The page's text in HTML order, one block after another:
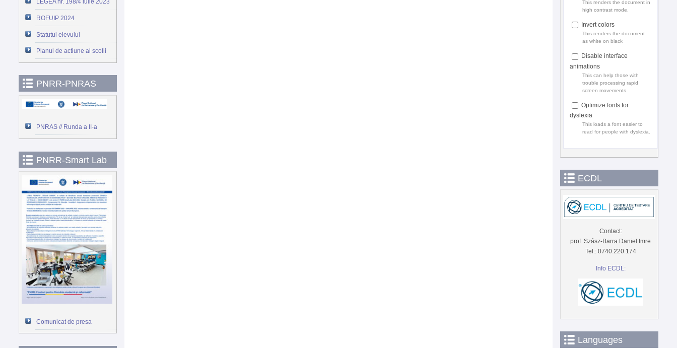
LEGEA nr. 198/4 iulie 2023
ROFUIP 2024
Statutul elevului
Planul de actiune al scolii
PNRR-PNRAS
PNRAS // Runda a II-a
PNRR-Smart Lab
Comunicat de presa
This renders the document in
high contrast mode.
Invert colors
This renders the document
as white on black
Disable interface
animations
This can help those with
trouble processing rapid
screen movements.
Optimize fonts for
dyslexia
This loads a font easier to
read for people with dyslexia.
ECDL
Contact:
prof. Szász-Barra Daniel Imre
Tel.: 0740.220.174
Info ECDL:
Languages